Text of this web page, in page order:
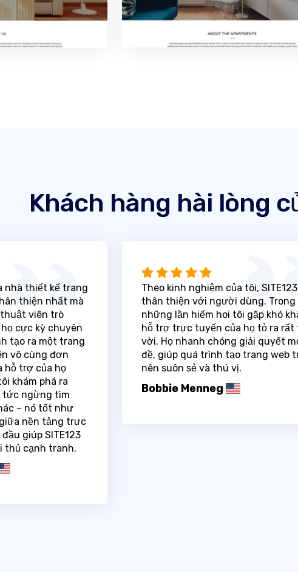
Khách hàng hài lòng
nhà thiết kế trang
thiện nhất mà
viên trò
cực kỳ chuyên
tạo ra một trang
vô cùng đơn
hỗ trợ của họ
khám phá ra
tức ngừng tìm
– nó tốt như
nền tảng trực
giúp SITE123
thủ cạnh tranh.
Theo kinh nghiệm của tôi,
thân thiện với người dùng. Trong
những lần hiếm hoi tôi gặp khó
hỗ trợ trực tuyến của họ tỏ ra rất
vời. Họ nhanh chóng giải quyết
đề, giúp quá trình tạo trang web
nên suôn sẻ và thú vị.
Bobbie Menneg